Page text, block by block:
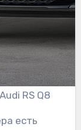
RS Q8
есть